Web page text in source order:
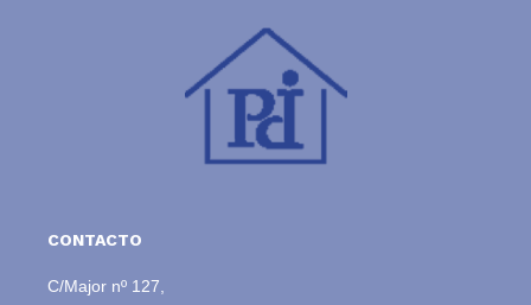
CONTACTO
C/Major nº 127,